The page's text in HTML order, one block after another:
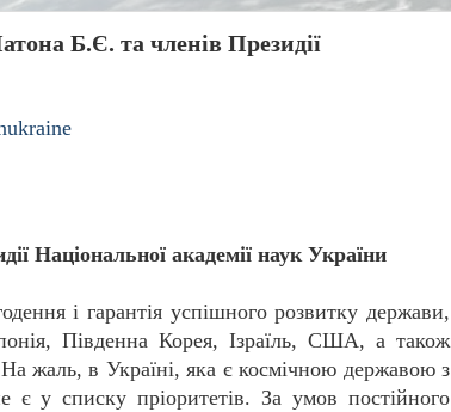
Б.Є. та членів Президії
Національної академії наук України
і гарантія успішного розвитку держави,
Південна Корея, Ізраїль, США, а також
жаль, в Україні, яка є космічною державою з
у списку пріоритетів. За умов постійного